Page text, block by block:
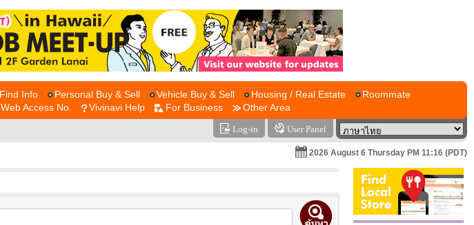
Find Info Personal Buy & Sell Vehicle Buy & Sell Housing / Real Estate
Roommate
Web Access No. Vivinavi Help For Business Other Area
Log-in User Panel
2026 August 6 Thursday PM 11:16 (PDT)